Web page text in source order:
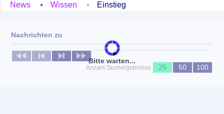
News
Wissen Einstieg
Bitte warten...
Nachrichten zu
Keine News verfügbar
Anzahl Suchergebnisse
25 50 100